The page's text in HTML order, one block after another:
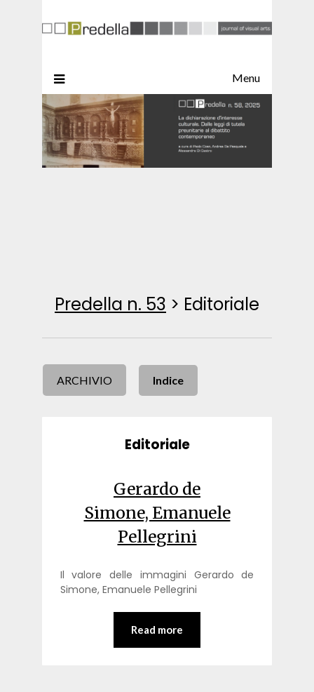
Menu
Predella n. 53 > Editoriale
ARCHIVIO Indice
Editoriale
Gerardo de
Simone, Emanuele
Pellegrini
Il valore delle immagini Gerardo de
Simone, Emanuele Pellegrini
Read more